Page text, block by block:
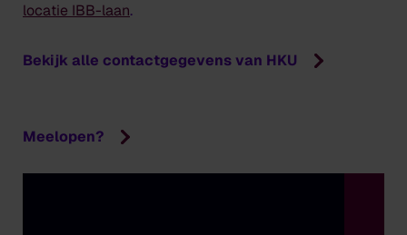
locatie IBB-laan.
Bekijk alle contactgegevens van HKU
Meelopen?